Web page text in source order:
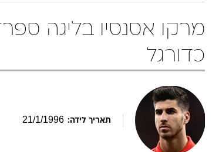
כדורגל
תאריך לידה: 21/1/1996